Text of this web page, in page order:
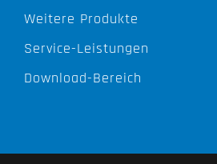
Weitere Produkte
Service-Leistungen
Download-Bereich